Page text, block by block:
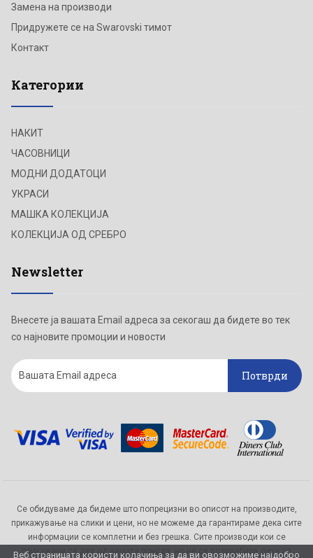
Веб страницата користи колачиња за да ви овозможиме најдобро
Замена на производи
Придружете се на Swarovski тимот
Контакт
Категории
НАКИТ
ЧАСОВНИЦИ
МОДНИ ДОДАТОЦИ
УКРАСИ
МАШКА КОЛЕКЦИЈА
КОЛЕКЦИЈА ОД СРЕБРО
Newsletter
Внесете ја вашата Email адреса за секогаш да бидете во тек
со најновите промоции и новости
Потврди
Се обидуваме да бидеме што попрецизни во описот на производите,
прикажување на слики и цени, но не можеме да гарантираме дека сите
информации се комплетни и без грешка. Сите производи кои се
прикажани се дел од нашата понуда, но не се подразбира дека се